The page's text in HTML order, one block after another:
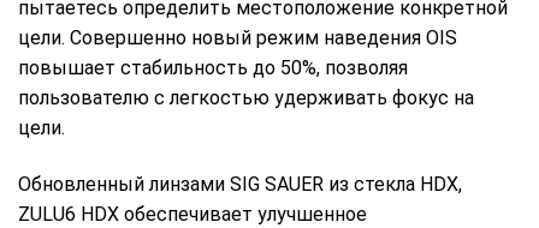
пытаетесь определить местоположение конкретной
цели. Совершенно новый режим наведения OIS
повышает стабильность до 50%, позволяя
пользователю с легкостью удерживать фокус на
цели.
Обновленный линзами SIG SAUER из стекла HDX,
ZULU6 HDX обеспечивает улучшенное